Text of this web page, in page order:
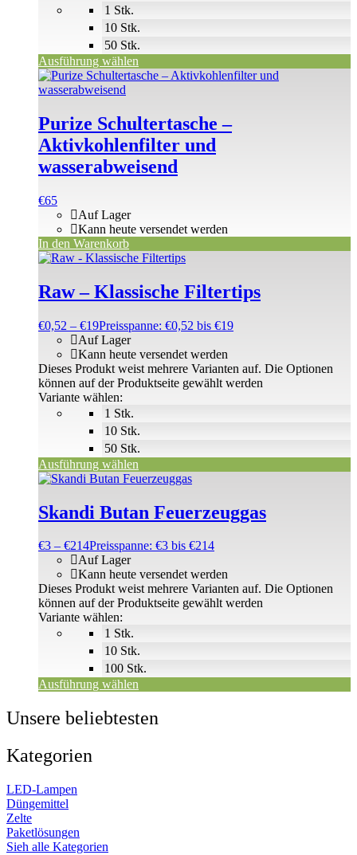
1 Stk.
10 Stk.
50 Stk.
Ausführung wählen
Purize Schultertasche –
Aktivkohlenfilter und
wasserabweisend
€65
Auf Lager
Kann heute versendet werden
In den Warenkorb
Raw – Klassische Filtertips
€0,52 – €19Preisspanne: €0,52 bis €19
1 Stk.
10 Stk.
50 Stk.
Auf Lager
Kann heute versendet werden
Variante wählen:
Ausführung wählen
Dieses Produkt weist mehrere Varianten auf. Die Optionen
können auf der Produktseite gewählt werden
Skandi Butan Feuerzeuggas
€3 – €214Preisspanne: €3 bis €214
1 Stk.
10 Stk.
100 Stk.
Auf Lager
Kann heute versendet werden
Variante wählen:
Ausführung wählen
Dieses Produkt weist mehrere Varianten auf. Die Optionen
können auf der Produktseite gewählt werden
Unsere beliebtesten
Kategorien
LED-Lampen
Düngemittel
Zelte
Paketlösungen
Sieh alle Kategorien